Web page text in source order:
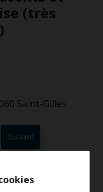
(très
Saint-Gilles
Suivant